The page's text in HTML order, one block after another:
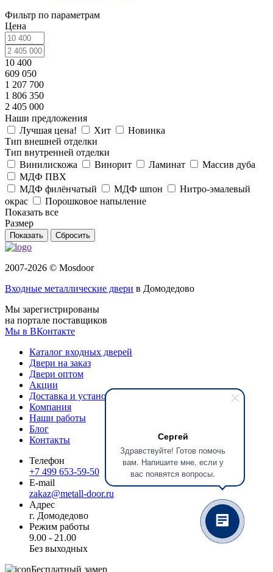
Сергей
Здравствуйте! Готов помочь
вам. Напишите мне, если у
вас появятся вопросы.
Фильтр по параметрам
Цена
10 400
609 050
1 207 700
1 806 350
2 405 000
Наши предложения
Лучшая цена!
Хит
Новинка
Тип внешней отделки
Тип внутренней отделки
Винилискожа
Винорит Ламинат
Массив дуба
МДФ ПВХ
МДФ филёнчатый
МДФ шпон
Нитро-эмалевый
окрас
Порошковое напыление
Показать все
Размер
Сбросить
2007-2026 © Mosdoor
Входные металлические двери в Домодедово
Мы зарегистрированы
на портале поставщиков
Мы в ВКонтакте
Каталог входных дверей
Двери на заказ
Двери оптом
Акции
Доставка и установка
Компания
Наши работы
Блог
Контакты
Телефон
+7 499 653-59-50
E-mail
zakaz@metall-door.ru
Адрес
г. Домодедово
Режим работы
9.00 - 21.00
Без выходных
Бесплатный замер